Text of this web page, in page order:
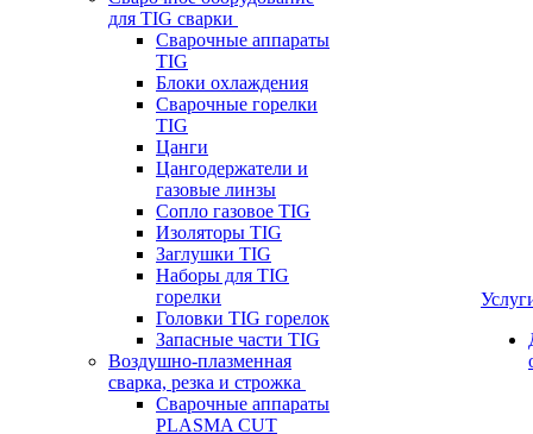
для TIG сварки
Сварочные аппараты
TIG
Блоки охлаждения
Сварочные горелки
TIG
Цанги
Цангодержатели и
газовые линзы
Сопло газовое TIG
Изоляторы TIG
Заглушки TIG
Наборы для TIG
горелки
Головки TIG горелок
Запасные части TIG
Воздушно-плазменная
сварка, резка и строжка
Сварочные аппараты
PLASMA CUT